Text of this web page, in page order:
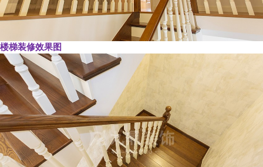
楼梯装修效果图